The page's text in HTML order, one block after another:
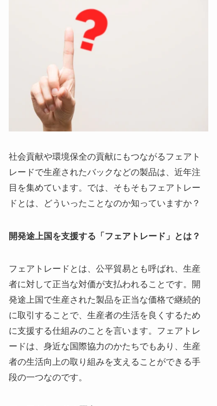
社会貢献や環境保全の貢献にもつながるフェアト
レードで生産されたバックなどの製品は、近年注
目を集めています。では、そもそもフェアトレー
ドとは、どういったことなのか知っていますか？
開発途上国を支援する「フェアトレード」とは？
フェアトレードとは、公平貿易とも呼ばれ、生産
者に対して正当な対価が支払われることです。開
発途上国で生産された製品を正当な価格で継続的
に取引することで、生産者の生活を良くするため
に支援する仕組みのことを言います。フェアトレ
ードは、身近な国際協力のかたちでもあり、生産
者の生活向上の取り組みを支えることができる手
段の一つなのです。